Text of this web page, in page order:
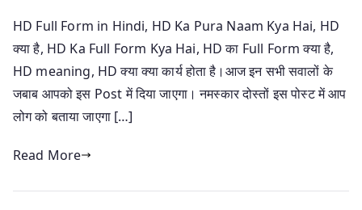
HD Full Form in Hindi, HD Ka Pura Naam Kya Hai, HD
क्या है, HD Ka Full Form Kya Hai, HD का Full Form क्या है,
HD meaning, HD क्या क्या कार्य होता है।आज इन सभी सवालों के
जबाब आपको इस Post में दिया जाएगा। नमस्कार दोस्तों इस पोस्ट में आप
लोग को बताया जाएगा […]
Read More